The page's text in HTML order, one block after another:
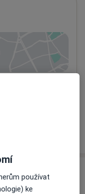
v nové záložce
aktivní
používat
ke